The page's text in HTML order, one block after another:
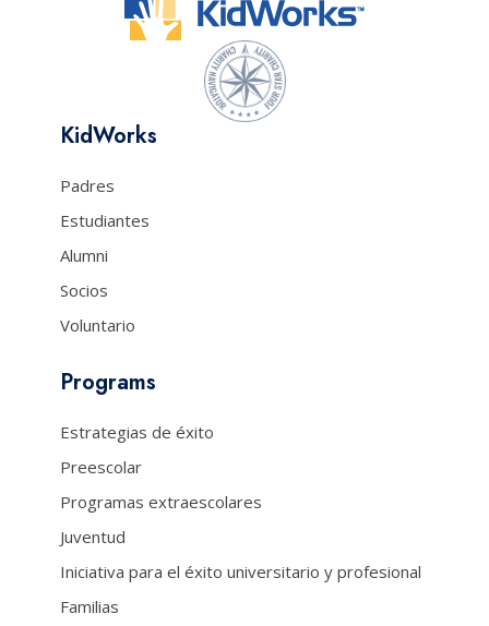
KidWorks
Padres
Estudiantes
Alumni
Socios
Voluntario
Programs
Estrategias de éxito
Preescolar
Programas extraescolares
Juventud
Iniciativa para el éxito universitario y profesional
Familias